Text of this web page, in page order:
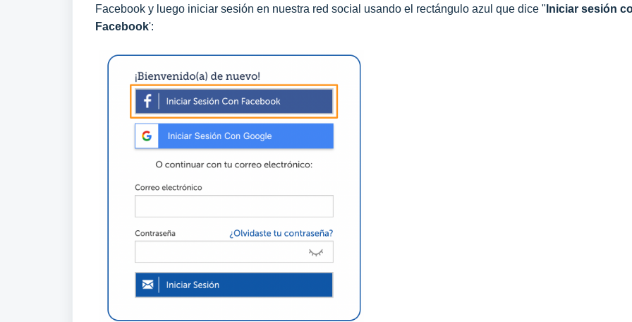
Facebook y luego iniciar sesión en nuestra red social usando el rectángulo azul que dice " Iniciar sesión
Facebook':